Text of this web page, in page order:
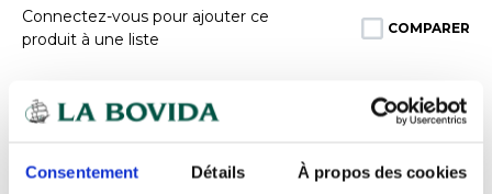
Consentement Détails À propos des cookies
Connectez-vous pour ajouter ce
produit à une liste
COMPARER
Expéditionrapide
Paiement
100% sécurisé